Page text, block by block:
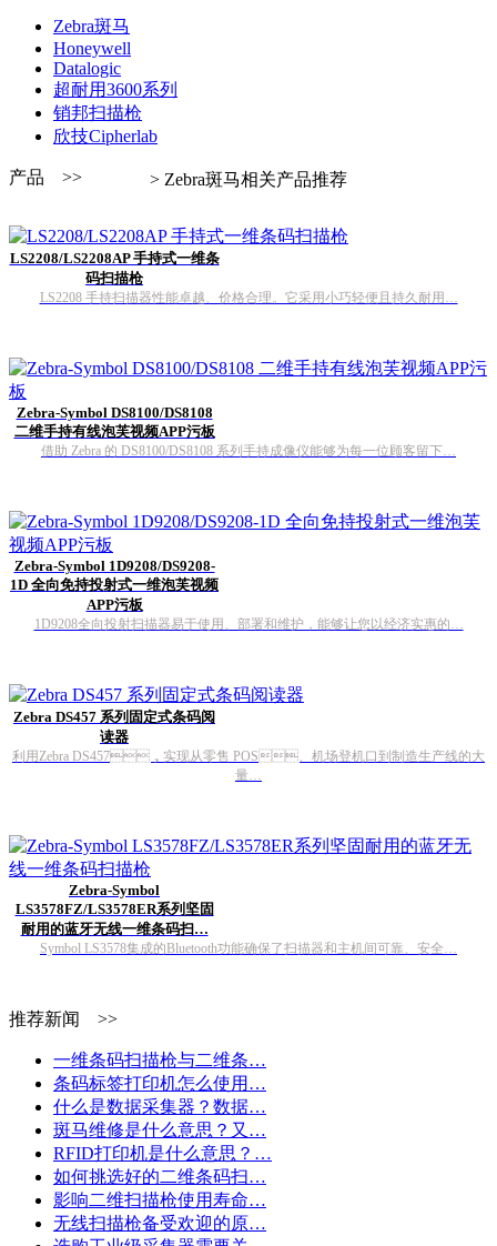
Zebra斑马
Honeywell
Datalogic
超耐用3600系列
销邦扫描枪
欣技Cipherlab
产品 >> > Zebra斑马相关产品推荐
LS2208/LS2208AP 手持式一维条
码扫描枪
LS2208 手持扫描器性能卓越、价格合理。它采用小巧轻便且持久耐用…
Zebra-Symbol DS8100/DS8108
二维手持有线泡芙视频APP污板
借助 Zebra 的 DS8100/DS8108 系列手持成像仪能够为每一位顾客留下…
Zebra-Symbol 1D9208/DS9208-
1D 全向免持投射式一维泡芙视频
APP污板
1D9208全向投射扫描器易于使用、部署和维护，能够让您以经济实惠的…
Zebra DS457 系列固定式条码阅
读器
利用Zebra DS457，实现从零售 POS、机场登机口到制造生产线的大
量…
Zebra-Symbol
LS3578FZ/LS3578ER系列坚固
耐用的蓝牙无线一维条码扫…
Symbol LS3578集成的Bluetooth功能确保了扫描器和主机间可靠、安全…
推荐新闻 >>
一维条码扫描枪与二维条…
条码标签打印机怎么使用…
什么是数据采集器？数据…
斑马维修是什么意思？又…
RFID打印机是什么意思？…
如何挑选好的二维条码扫…
影响二维扫描枪使用寿命…
无线扫描枪备受欢迎的原…